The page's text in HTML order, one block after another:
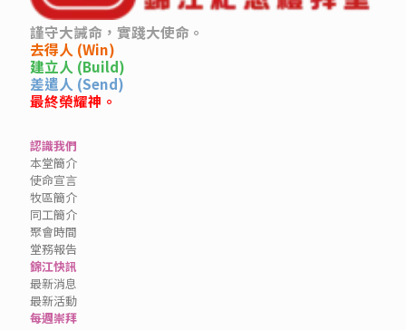
謹守大誡命，實踐大使命。
去得人 (Win)
建立人 (Build)
差遣人 (Send)
最終榮耀神。
認識我們
本堂簡介
使命宣言
牧區簡介
同工簡介
聚會時間
堂務報告
錦江快訊
最新消息
最新活動
每週崇拜